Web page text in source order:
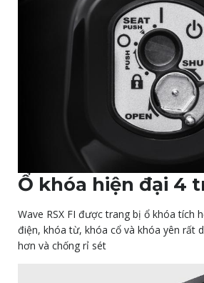
Ổ khóa hiện đại 4
Wave RSX FI được trang bị ổ khóa tích
điện, khóa từ, khóa cổ và khóa yên rất
hơn và chống rỉ sét